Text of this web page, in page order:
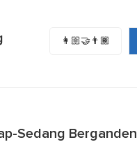
👩🏼‍🤝‍👨🏾
Sedang